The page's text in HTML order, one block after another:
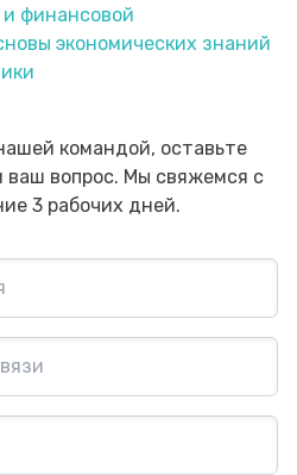
финансовой
экономических знаний
командой, оставьте
ваш вопрос. Мы свяжемся с
3 рабочих дней.